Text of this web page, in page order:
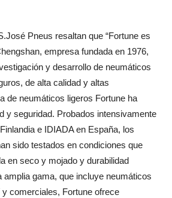
Pneus resaltan que “Fortune es
empresa fundada en 1976,
y desarrollo de neumáticos
de alta calidad y altas
de neumáticos ligeros Fortune ha
y seguridad. Probados intensivamente
e IDIADA en España, los
sido testados en condiciones que
en seco y mojado y durabilidad
amplia gama, que incluye neumáticos
comerciales, Fortune ofrece